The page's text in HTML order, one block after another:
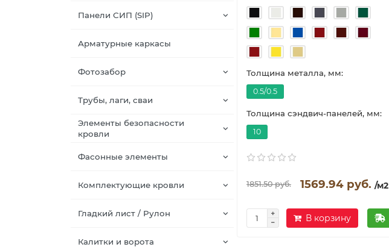
Панели СИП (SIP)
Арматурные каркасы
Фотозабор
Трубы, лаги, сваи
Элементы безопасности
кровли
Фасонные элементы
Комплектующие кровли
Гладкий лист / Рулон
Калитки и ворота
Толщина металла, мм:
0.5/0.5
Толщина сэндвич-панелей, мм:
10
1851.50 руб. 1569.94 руб. /м2
В корзину